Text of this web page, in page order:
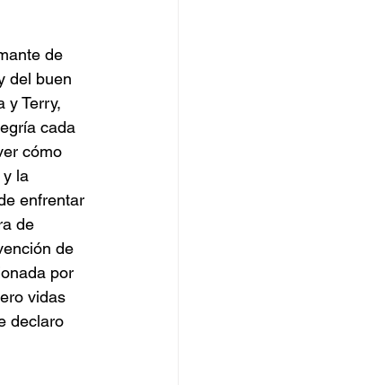
de
del buen
y Terry,
cada
cómo
y la
enfrentar
de
de
por
vidas
declaro